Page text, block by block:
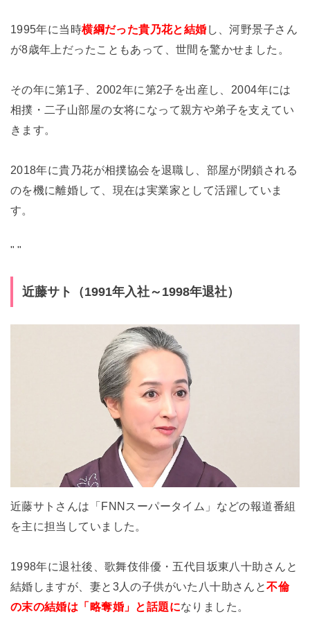
1995年に当時横綱だった貴乃花と結婚 し、河野景子さん
が8歳年上だったこともあって、世間を驚かせました。
その年に第1子、2002年に第2子を出産し、2004年には
相撲・二子山部屋の女将になって親方や弟子を支えてい
きます。
2018年に貴乃花が相撲協会を退職し、部屋が閉鎖される
のを機に離婚して、現在は実業家として活躍していま
す。
" "
近藤サト（1991年入社～1998年退社）
近藤サトさんは「FNNスーパータイム」などの報道番組
を主に担当していました。
1998年に退社後、歌舞伎俳優・五代目坂東八十助さんと
結婚しますが、妻と3人の子供がいた八十助さんと不倫
の末の結婚は「略奪婚」と話題になりました。